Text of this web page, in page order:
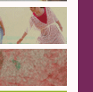
2015
2013